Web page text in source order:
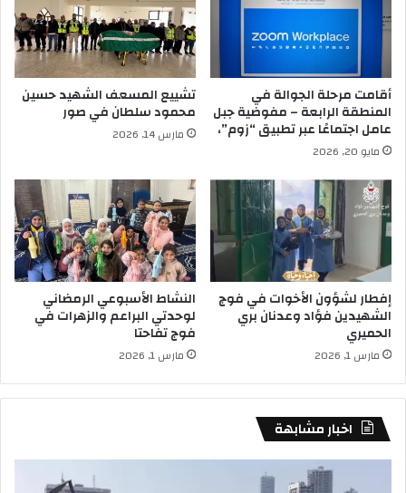
أقامت مرحلة الجوالة في
المنطقة الرابعة – مفوضية جبل
عامل اجتماعًا عبر تطبيق “زوم”،
مايو 20, 2026
تشييع المسعف الشهيد حسين
محمود سلطان في صور
مارس 14, 2026
إفطار لشؤون الأخوات في فوج
الشهيدين فؤاد وعدنان بري
الحميري
مارس 1, 2026
النشاط الأسبوعي الرمضاني
لوحدتي البراعم والزهرات في
فوج تفاحتا
مارس 1, 2026
اخبار مشابهة